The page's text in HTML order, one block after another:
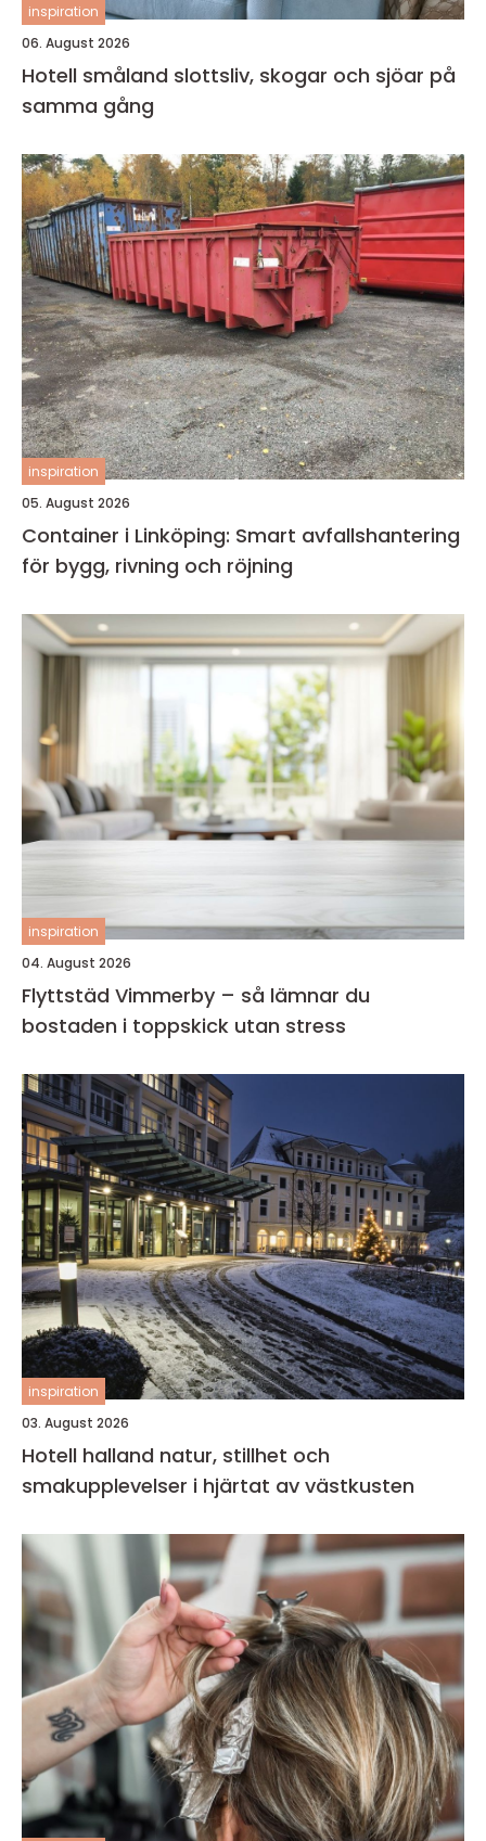
inspiration
06. August 2026
Hotell småland slottsliv, skogar och sjöar på
samma gång
inspiration
05. August 2026
Container i Linköping: Smart avfallshantering
för bygg, rivning och röjning
inspiration
04. August 2026
Flyttstäd Vimmerby – så lämnar du
bostaden i toppskick utan stress
inspiration
03. August 2026
Hotell halland natur, stillhet och
smakupplevelser i hjärtat av västkusten